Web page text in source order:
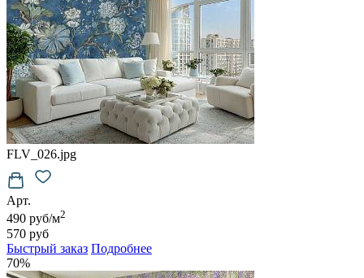
FLV_026.jpg
Арт.
490 руб/м2
570 руб
Быстрый заказ Подробнее
70%